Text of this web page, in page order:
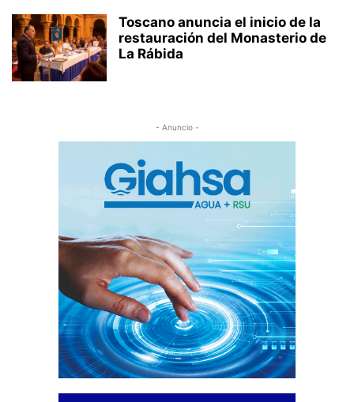
Toscano anuncia el inicio de la
restauración del Monasterio de
La Rábida
- Anuncio -